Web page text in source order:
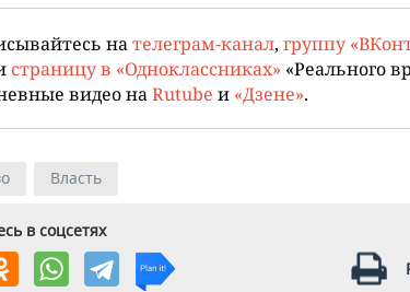
нателеграм-канал, группу
страницу в «Одноклассниках» «Реального
видео наRutube и «Дзене».
Власть
в соцсетях